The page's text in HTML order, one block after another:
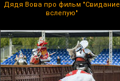
Дядя Вова про фильм "Свидание
вслепую"